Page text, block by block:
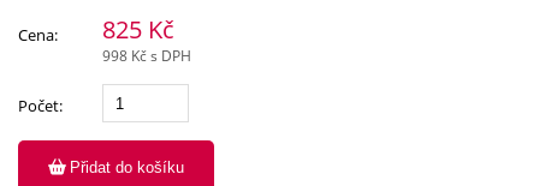
Cena: 825 Kč
998 Kč s DPH
Počet:
Přidat do košíku